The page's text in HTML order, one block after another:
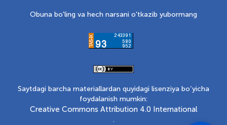
Obuna bo'ling va hech narsani o'tkazib yubormang
Saytdagi barcha materiallardan quyidagi lisenziya bo‘yicha
foydalanish mumkin:
Creative Commons Attribution 4.0 International
.